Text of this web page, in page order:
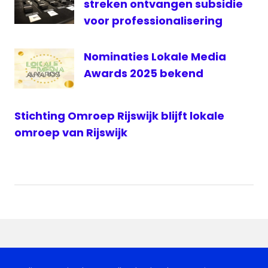
streken ontvangen subsidie
voor professionalisering
Nominaties Lokale Media
Awards 2025 bekend
Stichting Omroep Rijswijk blijft lokale
omroep van Rijswijk